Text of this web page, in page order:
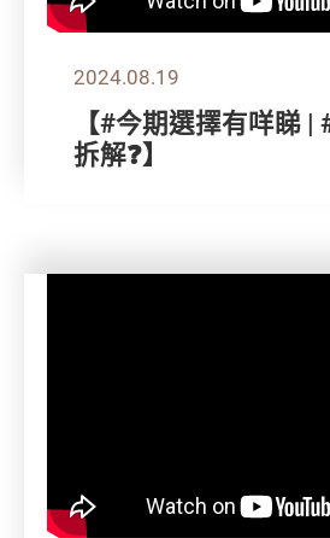
2024.08.19
【#今期選擇有咩睇 |
拆解❓】